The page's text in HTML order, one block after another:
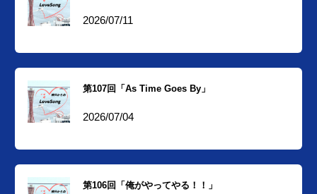
2026/07/11
第107回「As Time Goes By」
2026/07/04
第106回「俺がやってやる！！」